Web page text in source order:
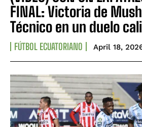
FINAL: Victoria de
Técnico en un duelo
FÚTBOL ECUATORIANO April 18,